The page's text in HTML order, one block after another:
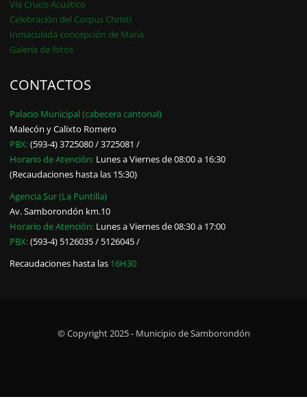
Vía Crucis Acuático
Celebración del Corpus Christi
Inmaculada concepción de María
Galería de fotos
CONTACTOS
Palacio Municipal (cabecera cantonal)
Malecón y Calixto Romero
PBX:(593-4) 3725080 / 3725081 /
Horario de Atención: Lunes a Viernes de 08:00 a 16:30
(Recaudaciones hasta las 15:30)
Agencia Sur (La Puntilla)
Av. Samborondón km.10
Horario de Atención: Lunes a Viernes de 08:30 a 17:00
PBX:(593-4) 5126035 / 5126045 /
Recaudaciones hasta las 16H30
© Copyright 2025 - Municipio de Samborondón